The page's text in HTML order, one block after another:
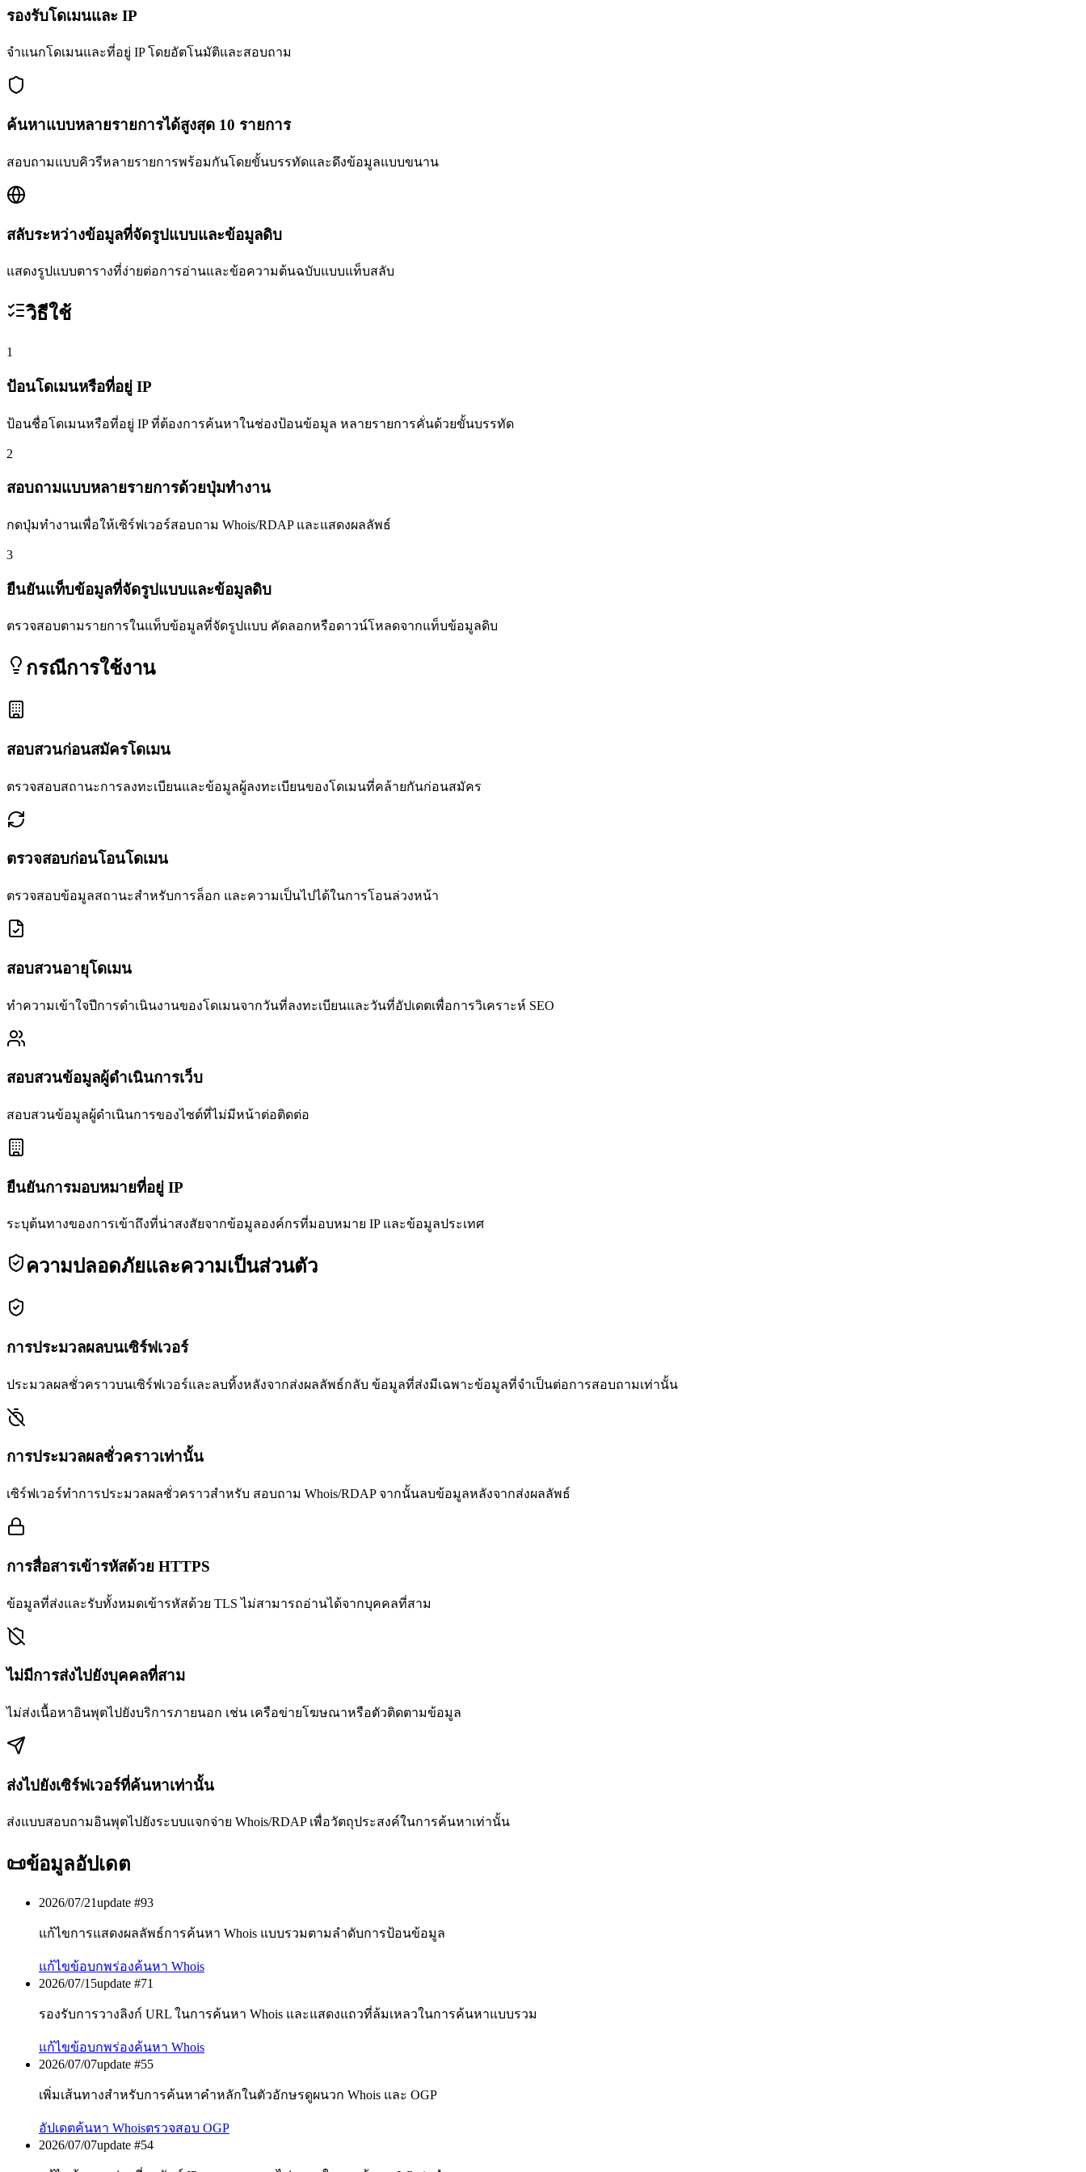
รองรับโดเมนและ IP
จำแนกโดเมนและที่อยู่ IP โดยอัตโนมัติและสอบถาม
ค้นหาแบบหลายรายการได้สูงสุด 10 รายการ
สอบถามแบบคิวรีหลายรายการพร้อมกันโดยขั้นบรรทัดและดึงข้อมูลแบบขนาน
สลับระหว่างข้อมูลที่จัดรูปแบบและข้อมูลดิบ
แสดงรูปแบบตารางที่ง่ายต่อการอ่านและข้อความต้นฉบับแบบแท็บสลับ
วิธีใช้
1
ป้อนโดเมนหรือที่อยู่ IP
ป้อนชื่อโดเมนหรือที่อยู่ IP ที่ต้องการค้นหาในช่องป้อนข้อมูล หลายรายการคั่นด้วยขั้นบรรทัด
2
สอบถามแบบหลายรายการด้วยปุ่มทำงาน
กดปุ่มทำงานเพื่อให้เซิร์ฟเวอร์สอบถาม Whois/RDAP และแสดงผลลัพธ์
3
ยืนยันแท็บข้อมูลที่จัดรูปแบบและข้อมูลดิบ
ตรวจสอบตามรายการในแท็บข้อมูลที่จัดรูปแบบ คัดลอกหรือดาวน์โหลดจากแท็บข้อมูลดิบ
กรณีการใช้งาน
สอบสวนก่อนสมัครโดเมน
ตรวจสอบสถานะการลงทะเบียนและข้อมูลผู้ลงทะเบียนของโดเมนที่คล้ายกันก่อนสมัคร
ตรวจสอบก่อนโอนโดเมน
ตรวจสอบข้อมูลสถานะสำหรับการล็อก และความเป็นไปได้ในการโอนล่วงหน้า
สอบสวนอายุโดเมน
ทำความเข้าใจปีการดำเนินงานของโดเมนจากวันที่ลงทะเบียนและวันที่อัปเดตเพื่อการวิเคราะห์ SEO
สอบสวนข้อมูลผู้ดำเนินการเว็บ
สอบสวนข้อมูลผู้ดำเนินการของไซต์ที่ไม่มีหน้าต่อติดต่อ
ยืนยันการมอบหมายที่อยู่ IP
ระบุต้นทางของการเข้าถึงที่น่าสงสัยจากข้อมูลองค์กรที่มอบหมาย IP และข้อมูลประเทศ
ความปลอดภัยและความเป็นส่วนตัว
การประมวลผลบนเซิร์ฟเวอร์
ประมวลผลชั่วคราวบนเซิร์ฟเวอร์และลบทิ้งหลังจากส่งผลลัพธ์กลับ ข้อมูลที่ส่งมีเฉพาะข้อมูลที่จำเป็นต่อการสอบถามเท่านั้น
การประมวลผลชั่วคราวเท่านั้น
เซิร์ฟเวอร์ทำการประมวลผลชั่วคราวสำหรับ สอบถาม Whois/RDAP จากนั้นลบข้อมูลหลังจากส่งผลลัพธ์
การสื่อสารเข้ารหัสด้วย HTTPS
ข้อมูลที่ส่งและรับทั้งหมดเข้ารหัสด้วย TLS ไม่สามารถอ่านได้จากบุคคลที่สาม
ไม่มีการส่งไปยังบุคคลที่สาม
ไม่ส่งเนื้อหาอินพุตไปยังบริการภายนอก เช่น เครือข่ายโฆษณาหรือตัวติดตามข้อมูล
ส่งไปยังเซิร์ฟเวอร์ที่ค้นหาเท่านั้น
ส่งแบบสอบถามอินพุตไปยังระบบแจกจ่าย Whois/RDAP เพื่อวัตถุประสงค์ในการค้นหาเท่านั้น
📜ข้อมูลอัปเดต
2026/07/21update #93
แก้ไขการแสดงผลลัพธ์การค้นหา Whois แบบรวมตามลำดับการป้อนข้อมูล
แก้ไขข้อบกพร่องค้นหา Whois
2026/07/15update #71
รองรับการวางลิงก์ URL ในการค้นหา Whois และแสดงแถวที่ล้มเหลวในการค้นหาแบบรวม
แก้ไขข้อบกพร่องค้นหา Whois
2026/07/07update #55
เพิ่มเส้นทางสำหรับการค้นหาคำหลักในตัวอักษรดูผนวก Whois และ OGP
อัปเดตค้นหา Whoisตรวจสอบ OGP
2026/07/07update #54